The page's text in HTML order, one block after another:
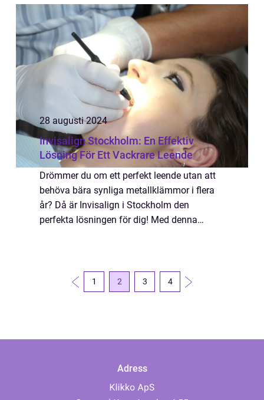
28 augusti 2024
Invisalign Stockholm: En Effektiv
Lösning För Ett Vackrare Leende
Drömmer du om ett perfekt leende utan att
behöva bära synliga metallklämmor i flera
år? Då är Invisalign i Stockholm den
perfekta lösningen för dig! Med denna
1 2 3 4
Adress